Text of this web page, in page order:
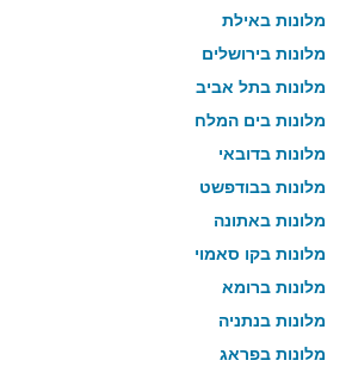
מלונות באילת
מלונות בירושלים
מלונות בתל אביב
מלונות בים המלח
מלונות בדובאי
מלונות בבודפשט
מלונות באתונה
מלונות בקו סאמוי
מלונות ברומא
מלונות בנתניה
מלונות בפראג